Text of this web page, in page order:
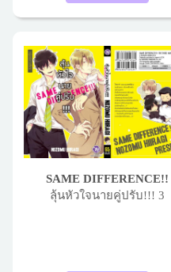
SAME DIFFERENCE!!
ลุ้นหัวใจนายคู่ปรับ!!! 3